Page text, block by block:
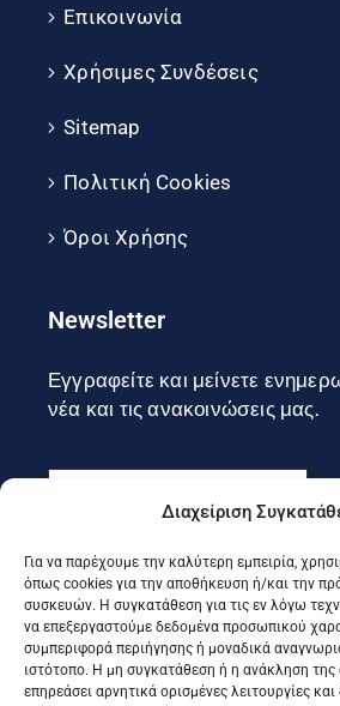
Διαχείριση
Για να παρέχουμε την καλύτερη εμπειρία,
όπως cookies για την αποθήκευση ή/και την
συσκευών. Η συγκατάθεση για τις εν λόγω
να επεξεργαστούμε δεδομένα προσωπικού
συμπεριφορά περιήγησης ή μοναδικά
ιστότοπο. Η μη συγκατάθεση ή η ανάκληση της
επηρεάσει αρνητικά ορισμένες λειτουργίες
Επικοινωνία
Χρήσιμες Συνδέσεις
Sitemap
Πολιτική Cookies
Όροι Χρήσης
Newsletter
Εγγραφείτε και μείνετε
νέα και τις ανακοινώσεις μας.
Εγγραφή
Ακολουθήστε μας στα social